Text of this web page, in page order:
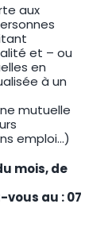
aux
et – ou
en
à un
mutuelle
emploi…)
mois, de
au : 07